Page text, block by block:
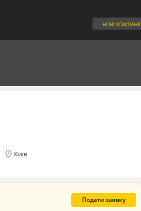
НОВІ КОМПАНІЇ
location_on Київ
Подати заявку